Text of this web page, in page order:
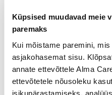
Küpsised muudavad meie
paremaks
Kui mõistame paremini,
asjakohasemat sisu.
annate ettevõttele Alma
ettevõtetele nõusoleku
isikupärastamiseks,
vältida negatiivset
kui oled saanud eitava
kandidaat küsib pärast
lisainfot ja põhjust,
poolt valituks,tuleks
analüüsida, kas ja